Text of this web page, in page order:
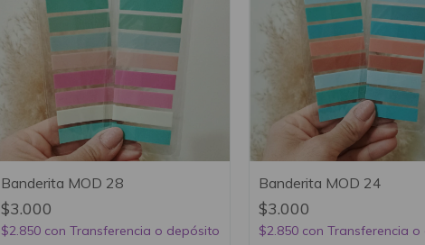
Banderita MOD 28
$3.000
$2.850 con Transferencia o depósito
Banderita MOD 24
$3.000
$2.850 con Transferencia